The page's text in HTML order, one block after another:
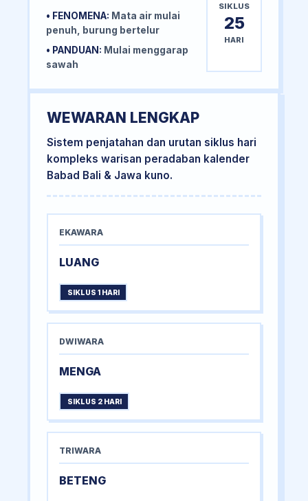
• FENOMENA: Mata air mulai
penuh, burung bertelur
• PANDUAN: Mulai menggarap
sawah
SIKLUS
25
HARI
WEWARAN LENGKAP
Sistem penjatahan dan urutan siklus hari
kompleks warisan peradaban kalender
Babad Bali & Jawa kuno.
EKAWARA
LUANG
SIKLUS 1 HARI
DWIWARA
MENGA
SIKLUS 2 HARI
TRIWARA
BETENG